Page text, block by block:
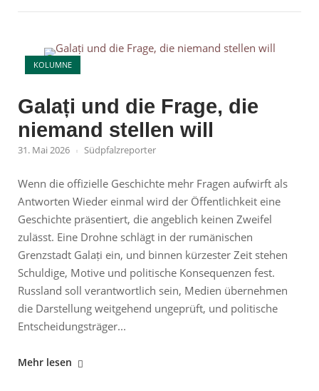
KOLUMNE
Open post
Galați und die Frage, die
niemand stellen will
31. Mai 2026 Südpfalzreporter
Wenn die offizielle Geschichte mehr Fragen aufwirft als
Antworten Wieder einmal wird der Öffentlichkeit eine
Geschichte präsentiert, die angeblich keinen Zweifel
zulässt. Eine Drohne schlägt in der rumänischen
Grenzstadt Galați ein, und binnen kürzester Zeit stehen
Schuldige, Motive und politische Konsequenzen fest.
Russland soll verantwortlich sein, Medien übernehmen
die Darstellung weitgehend ungeprüft, und politische
Entscheidungsträger...
"Galați
Mehr lesen